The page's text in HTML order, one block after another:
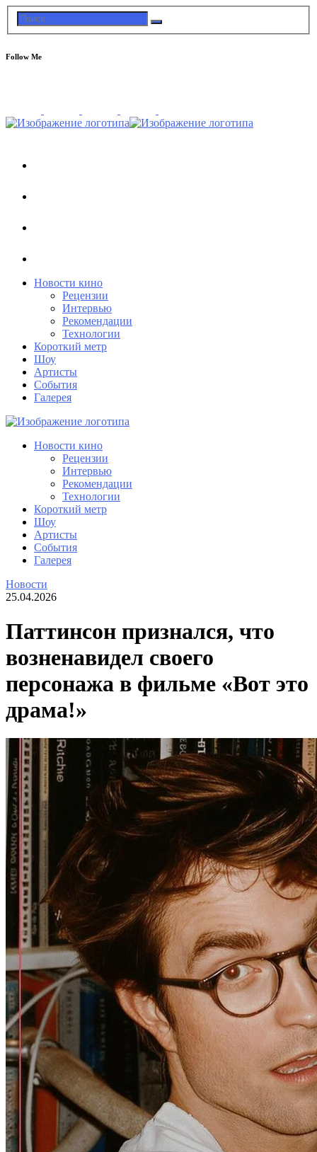
Follow Me
Новости кино
Рецензии
Интервью
Рекомендации
Технологии
Короткий метр
Шоу
Артисты
События
Галерея
Новости кино
Рецензии
Интервью
Рекомендации
Технологии
Короткий метр
Шоу
Артисты
События
Галерея
Новости
25.04.2026
Паттинсон признался, что
возненавидел своего
персонажа в фильме «Вот это
драма!»